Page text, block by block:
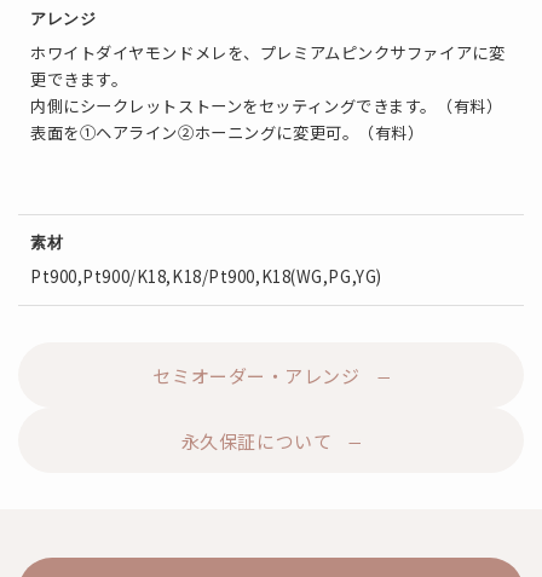
アレンジ
ホワイトダイヤモンドメレを、プレミアムピンクサファイアに変
更できます。
内側にシークレットストーンをセッティングできます。（有料）
表面を①ヘアライン②ホーニングに変更可。（有料）
素材
Pt900,Pt900/K18,K18/Pt900,K18(WG,PG,YG)
セミオーダー・アレンジ
永久保証について